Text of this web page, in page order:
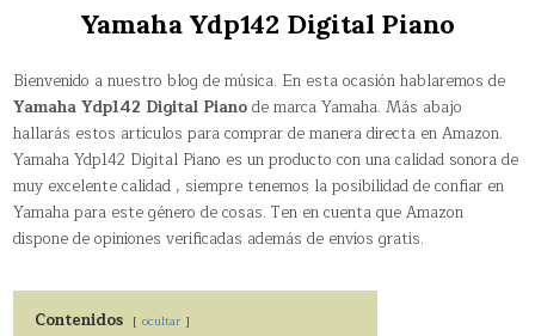
Yamaha Ydp142 Digital Piano
Bienvenido a nuestro blog de música. En esta ocasión hablaremos de
Yamaha Ydp142 Digital Pianode marca Yamaha. Más abajo
hallarás estos artículos para comprar de manera directa en Amazon.
Yamaha Ydp142 Digital Piano es un producto con una calidad sonora de
muy excelente calidad , siempre tenemos la posibilidad de confiar en
Yamaha para este género de cosas. Ten en cuenta que Amazon
dispone de opiniones verificadas además de envíos gratis.
Contenidos ocultar